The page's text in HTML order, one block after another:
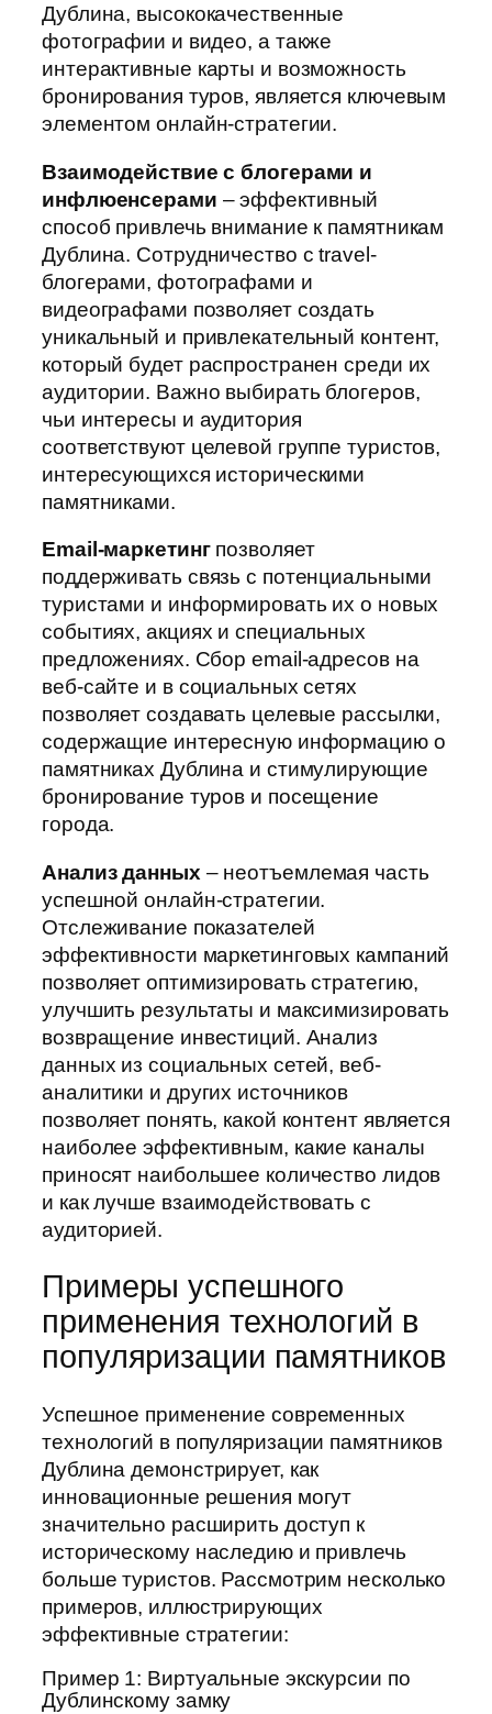
Дублина, высококачественные
фотографии и видео, а также
интерактивные карты и возможность
бронирования туров, является ключевым
элементом онлайн-стратегии.
Взаимодействие с блогерами и
инфлюенсерами – эффективный
способ привлечь внимание к памятникам
Дублина. Сотрудничество с travel-
блогерами, фотографами и
видеографами позволяет создать
уникальный и привлекательный контент,
который будет распространен среди их
аудитории. Важно выбирать блогеров,
чьи интересы и аудитория
соответствуют целевой группе туристов,
интересующихся историческими
памятниками.
Email-маркетингпозволяет
поддерживать связь с потенциальными
туристами и информировать их о новых
событиях, акциях и специальных
предложениях. Сбор email-адресов на
веб-сайте и в социальных сетях
позволяет создавать целевые рассылки,
содержащие интересную информацию о
памятниках Дублина и стимулирующие
бронирование туров и посещение
города.
Анализ данных – неотъемлемая часть
успешной онлайн-стратегии.
Отслеживание показателей
эффективности маркетинговых кампаний
позволяет оптимизировать стратегию,
улучшить результаты и максимизировать
возвращение инвестиций. Анализ
данных из социальных сетей, веб-
аналитики и других источников
позволяет понять, какой контент является
наиболее эффективным, какие каналы
приносят наибольшее количество лидов
и как лучше взаимодействовать с
аудиторией.
Примеры успешного
применения технологий в
популяризации памятников
Успешное применение современных
технологий в популяризации памятников
Дублина демонстрирует, как
инновационные решения могут
значительно расширить доступ к
историческому наследию и привлечь
больше туристов. Рассмотрим несколько
примеров, иллюстрирующих
эффективные стратегии:
Пример 1: Виртуальные экскурсии по
Дублинскому замку